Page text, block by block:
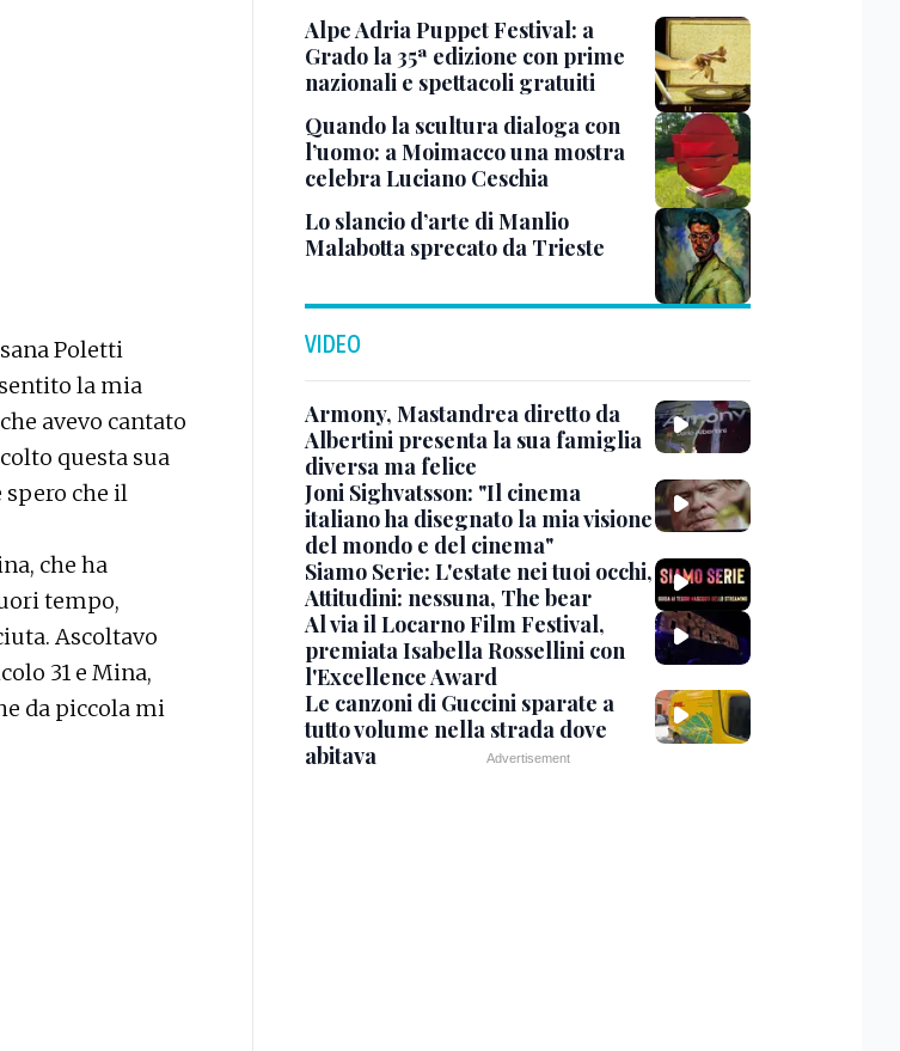
Poletti
la mia
avevo cantato
questa sua
che il
che ha
tempo,
Ascoltavo
31 e Mina,
da piccola mi
Alpe Adria Puppet Festival: a
Grado la 35ª edizione con prime
nazionali e spettacoli gratuiti
Quando la scultura dialoga con
l’uomo: a Moimacco una mostra
celebra Luciano Ceschia
Lo slancio d’arte di Manlio
Malabotta sprecato da Trieste
VIDEO
Armony, Mastandrea diretto da
Albertini presenta la sua famiglia
diversa ma felice
Joni Sighvatsson: "Il cinema
italiano ha disegnato la mia visione
del mondo e del cinema"
Siamo Serie: L'estate nei tuoi occhi,
Attitudini: nessuna, The bear
Al via il Locarno Film Festival,
premiata Isabella Rossellini con
l'Excellence Award
Le canzoni di Guccini sparate a
tutto volume nella strada dove
abitava